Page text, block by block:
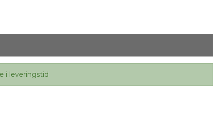
i leveringstid